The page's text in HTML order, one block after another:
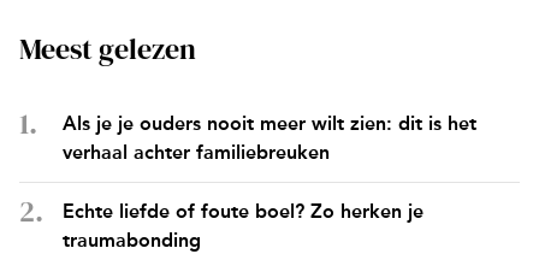
Meest gelezen
Als je je ouders nooit meer wilt zien: dit is het
verhaal achter familiebreuken
Echte liefde of foute boel? Zo herken je
traumabonding